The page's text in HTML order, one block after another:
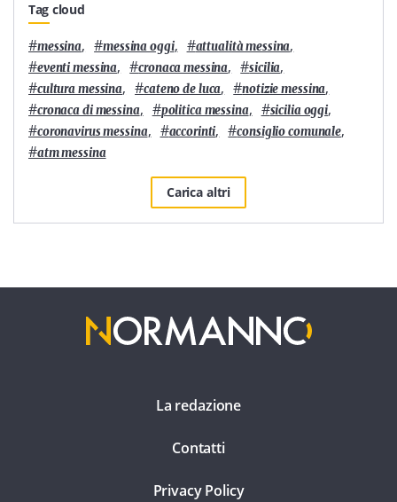
Tag cloud
#messina, #messina oggi, #attualità messina,
#eventi messina, #cronaca messina, #sicilia,
#cultura messina, #cateno de luca, #notizie messina,
#cronaca di messina, #politica messina, #sicilia oggi,
#coronavirus messina, #accorinti, #consiglio comunale,
#atm messina
Carica altri
La redazione
Contatti
Privacy Policy